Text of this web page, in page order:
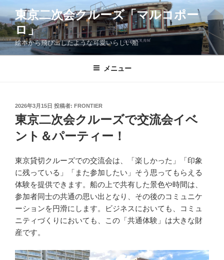
ン
テ
ン
ツ
東京二次会クルーズ「マルコポー
ロ」
絵本から飛び出したような可愛いらしい船
メニュー
投
稿
日:
2026年3月15日 投稿者: FRONTIER
東京二次会クルーズで交流会イベ
ント＆パーティー！
東京貸切クルーズでの交流会は、「楽しかった」「印象
に残っている」「また参加したい」そう思ってもらえる
体験を提供できます。船の上で共有した景色や時間は、
参加者同士の共通の思い出となり、その後のコミュニケ
ーションを円滑にします。ビジネスにおいても、コミュ
ニティづくりにおいても、この「共通体験」は大きな財
産です。